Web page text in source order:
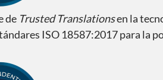
de Trusted Translationsen la
ISO 18587:2017 para la